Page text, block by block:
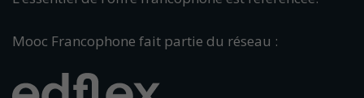
Mooc Francophone fait partie du réseau :